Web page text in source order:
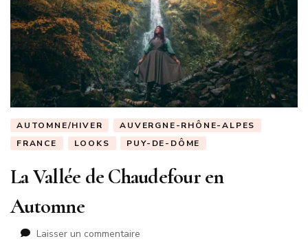
AUTOMNE/HIVER
AUVERGNE-RHÔNE-ALPES
FRANCE
LOOKS PUY-DE-DÔME
La Vallée de Chaudefour en
Automne
Laisser un commentaire